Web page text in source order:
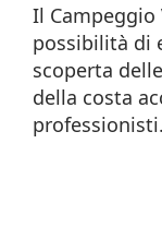
Il Campeggio
possibilità di
scoperta
della costa
professionisti.